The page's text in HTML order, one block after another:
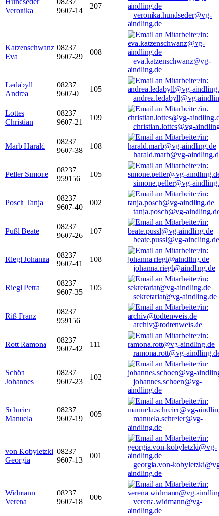
Hundseder
Veronika
08237
9607-14
207
veronika.hundseder@vg-
aindling.de
Katzenschwanz
Eva
08237
9607-29
008
eva.katzenschwanz@vg-
aindling.de
Ledabyll
Andrea
08237
9607-0
105
andrea.ledabyll@vg-
Lottes
Christian
08237
9607-21
109
christian.lottes@vg-
Marb Harald
08237
9607-38
108
harald.marb@vg-
Peller Simone
08237
959156
105
simone.peller@vg-
Posch Tanja
08237
9607-40
002
tanja.posch@vg-
Pußl Beate
08237
9607-26
107
beate.pussl@vg-aindling.de
Riegl Johanna
08237
9607-41
108
johanna.riegl@aindling.de
Riegl Petra
08237
9607-35
105
sekretariat@vg-aindling.de
Riß Franz
08237
959156
archiv@todtenweis.de
Rott Ramona
08237
9607-42
111
ramona.rott@vg-
Schön
Johannes
08237
9607-23
102
johannes.schoen@vg-
aindling.de
Schreier
Manuela
08237
9607-19
005
manuela.schreier@vg-
aindling.de
von Kobyletzki
Georgia
08237
9607-13
001
georgia.von-
aindling.de
Widmann
Verena
08237
9607-18
006
verena.widmann@vg-
aindling.de